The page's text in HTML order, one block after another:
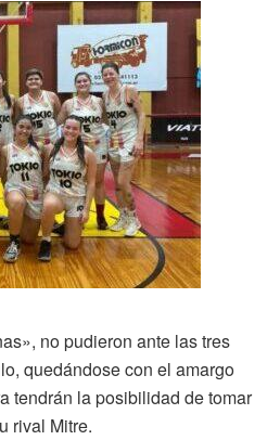
no pudieron ante las tres
quedándose con el amargo
tendrán la posibilidad de tomar
rival Mitre.